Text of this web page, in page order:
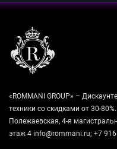
«ROMMANI GROUP» –
техники со скидками от 30-
Полежаевская, 4-я
этаж 4 info@rommani.ru; +7